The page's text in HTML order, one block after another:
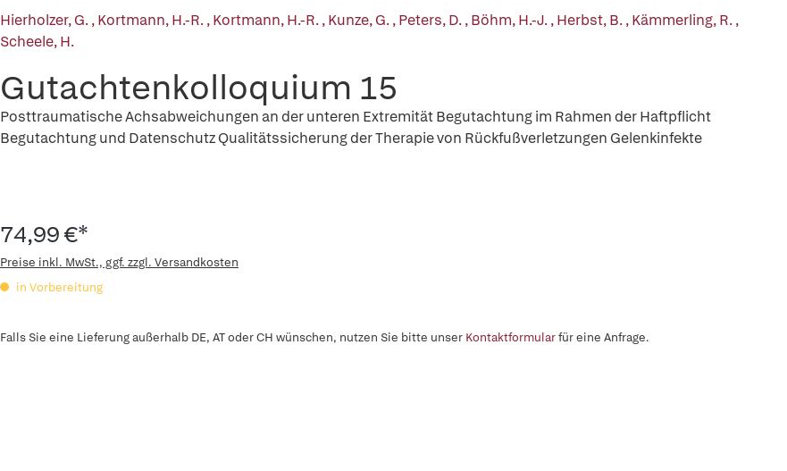
Hierholzer, G.,Kortmann, H.-R.,Kortmann, H.-R.,Kunze, G.,Peters, D.,Böhm, H.-J.,Herbst, B.,Kämmerling, R.,
Scheele, H.
Gutachtenkolloquium 15
Posttraumatische Achsabweichungen an der unteren Extremität Begutachtung im Rahmen der Haftpflicht
Begutachtung und Datenschutz Qualitätssicherung der Therapie von Rückfußverletzungen Gelenkinfekte
74,99 €*
Preise inkl. MwSt., ggf. zzgl. Versandkosten
in Vorbereitung
Falls Sie eine Lieferung außerhalb DE, AT oder CH wünschen, nutzen Sie bitte unser Kontaktformularfür eine Anfrage.